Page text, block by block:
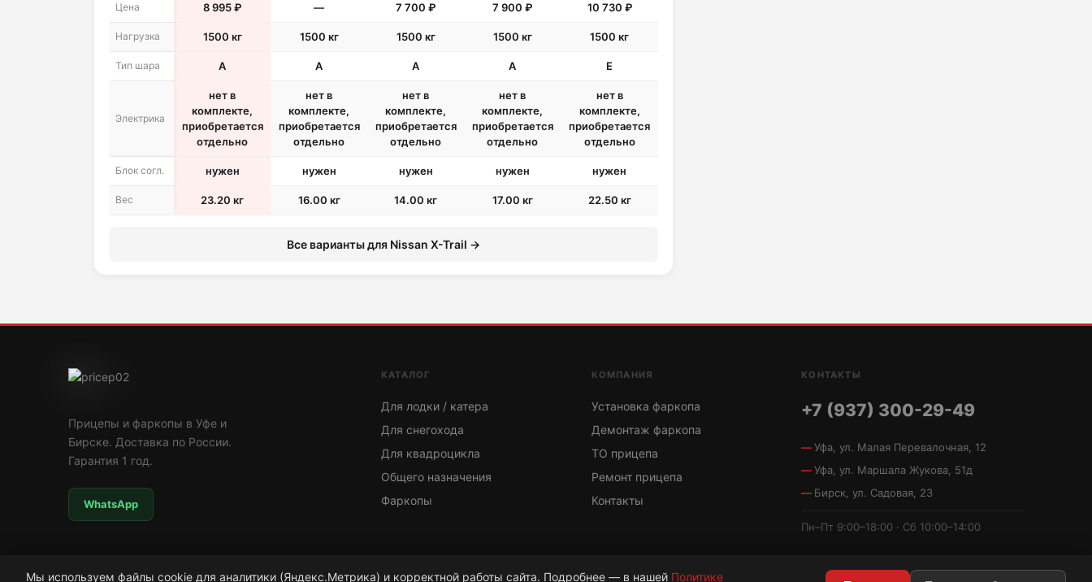
Цена 8 995 ₽ — 7 700 ₽ 7 900 ₽ 10 730 ₽
Нагрузка 1500 кг 1500 кг 1500 кг 1500 кг 1500 кг
Тип шара A A A A E
Электрика
нет в
комплекте,
приобретается
отдельно
нет в
комплекте,
приобретается
отдельно
нет в
комплекте,
приобретается
отдельно
нет в
комплекте,
приобретается
отдельно
нет в
комплекте,
приобретается
отдельно
Блок согл. нужен нужен нужен нужен нужен
Вес 23.20 кг 16.00 кг 14.00 кг 17.00 кг 22.50 кг
Все варианты для Nissan X-Trail →
Прицепы и фаркопы в Уфе и
Бирске. Доставка по России.
Гарантия 1 год.
WhatsApp
КАТАЛОГ
Для лодки / катера
Для снегохода
Для квадроцикла
Общего назначения
Фаркопы
КОМПАНИЯ
Установка фаркопа
Демонтаж фаркопа
ТО прицепа
Ремонт прицепа
Контакты
КОНТАКТЫ
+7 (937) 300-29-49
Уфа, ул. Малая Перевалочная, 12
Уфа, ул. Маршала Жукова, 51д
Бирск, ул. Садовая, 23
Пн–Пт 9:00–18:00 · Сб 10:00–14:00
Мы используем файлы cookie для аналитики (Яндекс.Метрика) и корректной работы сайта. Подробнее — в нашей Политике